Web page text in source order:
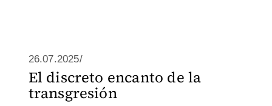
26.07.2025/
El discreto encanto de la
transgresión